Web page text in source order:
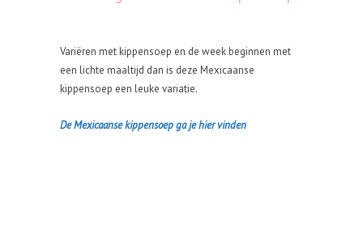
Variëren met kippensoep en de week beginnen met
een lichte maaltijd dan is deze Mexicaanse
kippensoep een leuke variatie.
De Mexicaanse kippensoep ga je hier vinden